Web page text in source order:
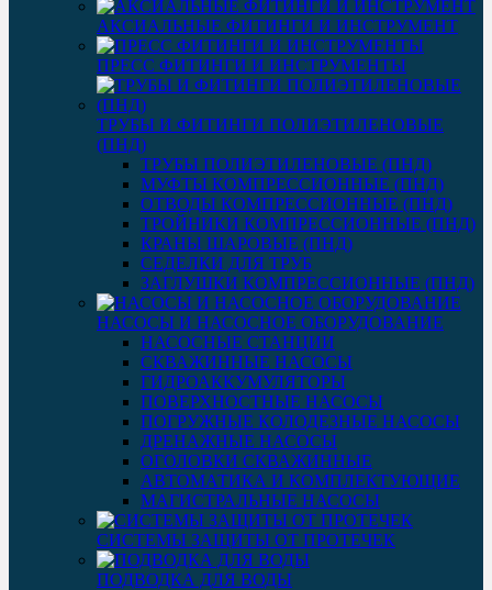
АКСИАЛЬНЫЕ ФИТИНГИ И ИНСТРУМЕНТ
ПРЕСС ФИТИНГИ И ИНСТРУМЕНТЫ
ТРУБЫ И ФИТИНГИ ПОЛИЭТИЛЕНОВЫЕ
(ПНД)
ТРУБЫ ПОЛИЭТИЛЕНОВЫЕ (ПНД)
МУФТЫ КОМПРЕССИОННЫЕ (ПНД)
ОТВОДЫ КОМПРЕССИОННЫЕ (ПНД)
ТРОЙНИКИ КОМПРЕССИОННЫЕ (ПНД)
КРАНЫ ШАРОВЫЕ (ПНД)
СЕДЕЛКИ ДЛЯ ТРУБ
ЗАГЛУШКИ КОМПРЕССИОННЫЕ (ПНД)
НАСОСЫ И НАСОСНОЕ ОБОРУДОВАНИЕ
НАСОСНЫЕ СТАНЦИИ
СКВАЖИННЫЕ НАСОСЫ
ГИДРОАККУМУЛЯТОРЫ
ПОВЕРХНОСТНЫЕ НАСОСЫ
ПОГРУЖНЫЕ КОЛОДЕЗНЫЕ НАСОСЫ
ДРЕНАЖНЫЕ НАСОСЫ
ОГОЛОВКИ СКВАЖИННЫЕ
АВТОМАТИКА И КОМПЛЕКТУЮЩИЕ
МАГИСТРАЛЬНЫЕ НАСОСЫ
СИСТЕМЫ ЗАЩИТЫ ОТ ПРОТЕЧЕК
ПОДВОДКА ДЛЯ ВОДЫ